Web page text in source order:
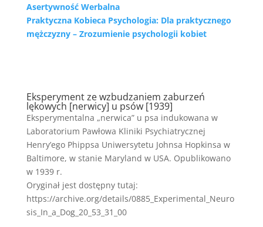
Asertywność Werbalna
Praktyczna Kobieca Psychologia: Dla praktycznego
mężczyzny – Zrozumienie psychologii kobiet
Eksperyment ze wzbudzaniem zaburzeń
lękowych [nerwicy] u psów [1939]
Eksperymentalna „nerwica” u psa indukowana w
Laboratorium Pawłowa Kliniki Psychiatrycznej
Henry’ego Phippsa Uniwersytetu Johnsa Hopkinsa w
Baltimore, w stanie Maryland w USA. Opublikowano
w 1939 r.
Oryginał jest dostępny tutaj:
https://archive.org/details/0885_Experimental_Neuro
sis_In_a_Dog_20_53_31_00